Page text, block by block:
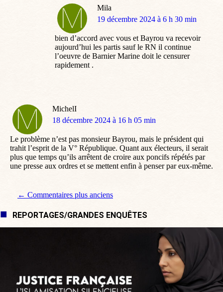
Mila
dit
19 décembre 2024 à 6 h 30 min
bien d’accord avec vous et Bayrou va recevoir
aujourd’hui les partis sauf le RN il continue
l’oeuvre de Barnier Marine doit le censurer
rapidement .
MichelI
dit
18 décembre 2024 à 16 h 05 min
Le problème n’est pas monsieur Bayrou, mais le président qui
trahit l’esprit de la V° République. Quant aux électeurs, il serait
plus que temps qu’ils arrêtent de croire aux poncifs répétés par
une presse aux ordres et se mettent enfin à penser par eux-même.
Navigation de commentaire
← Commentaires plus anciens
REPORTAGES/GRANDES ENQUÊTES